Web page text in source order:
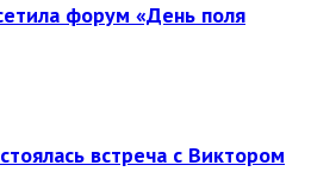
форум «День поля
встреча с Виктором